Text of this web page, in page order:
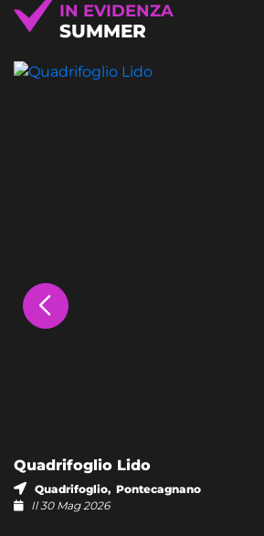
IN EVIDENZA
SUMMER
Quadrifoglio Lido
Quadrifoglio, Pontecagnano
Il 30 Mag 2026